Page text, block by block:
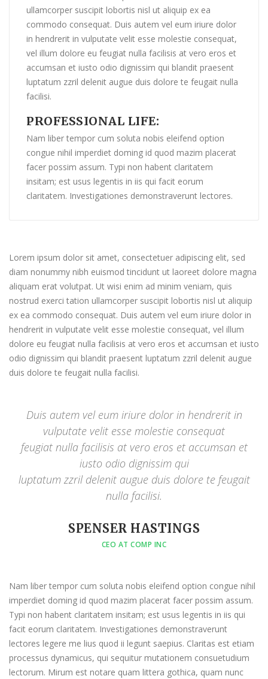
ullamcorper suscipit lobortis nisl ut aliquip ex ea
commodo consequat. Duis autem vel eum iriure dolor
in hendrerit in vulputate velit esse molestie consequat,
vel illum dolore eu feugiat nulla facilisis at vero eros et
accumsan et iusto odio dignissim qui blandit praesent
luptatum zzril delenit augue duis dolore te feugait nulla
facilisi.
PROFESSIONAL LIFE:
Nam liber tempor cum soluta nobis eleifend option
congue nihil imperdiet doming id quod mazim placerat
facer possim assum. Typi non habent claritatem
insitam; est usus legentis in iis qui facit eorum
claritatem. Investigationes demonstraverunt lectores.
Lorem ipsum dolor sit amet, consectetuer adipiscing elit, sed
diam nonummy nibh euismod tincidunt ut laoreet dolore magna
aliquam erat volutpat. Ut wisi enim ad minim veniam, quis
nostrud exerci tation ullamcorper suscipit lobortis nisl ut aliquip
ex ea commodo consequat. Duis autem vel eum iriure dolor in
hendrerit in vulputate velit esse molestie consequat, vel illum
dolore eu feugiat nulla facilisis at vero eros et accumsan et iusto
odio dignissim qui blandit praesent luptatum zzril delenit augue
duis dolore te feugait nulla facilisi.
Duis autem vel eum iriure dolor in hendrerit in
vulputate velit esse molestie consequat
feugiat nulla facilisis at vero eros et accumsan et
iusto odio dignissim qui
luptatum zzril delenit augue duis dolore te feugait
nulla facilisi.
SPENSER HASTINGS
CEO AT COMP INC
Nam liber tempor cum soluta nobis eleifend option congue nihil
imperdiet doming id quod mazim placerat facer possim assum.
Typi non habent claritatem insitam; est usus legentis in iis qui
facit eorum claritatem. Investigationes demonstraverunt
lectores legere me lius quod ii legunt saepius. Claritas est etiam
processus dynamicus, qui sequitur mutationem consuetudium
lectorum. Mirum est notare quam littera gothica, quam nunc